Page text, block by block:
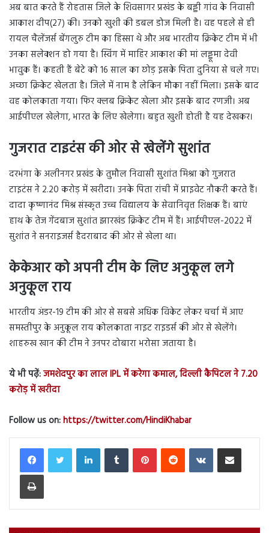
अब बात करते हैं रोहतास जिले के शिवसागर प्रखंड के बड्डी गांव के निवासी
आकाश दीप(27) की। उनको खुशी की डबल डोज मिली है। वह पहले से ही
रायल चैलेंजर्स बेंगलुरु टीम का हिस्सा थे और अब भारतीय क्रिकेट टीम में भी
उनका सलेक्शन हो गया है। स्विंग में माहिर आकाश की मां लड्डूमा देवी
भावुक हैं। कहती हैं बेटे को 16 साल का छोड़ इसके पिता दुनिया से चले गए।
अच्छा क्रिकेट खेलता है। जिले में नाम है लेकिन मौका नहीं मिला। इसके बाद
वह कोलकाता गया। फिर क्लब क्रिकेट खेला और इसके बाद रणजी। अब
आईपीएल खेलेगा, भारत के लिए खेलेगा। बहुत खुशी होती है यह देखकर।
गुजरात टाइटंस की ओर से खेलेंगे सुशांत
दरभंगा के अलीनगर प्रखंड के तुमौल निवासी सुशांत मिश्रा को गुजरात
टाइटंस ने 2.20 करोड़ में खरीदा। उनके पिता रांची में प्राइवेट नौकरी करते हैं।
दादा कृष्णानंद मिश्र संस्कृत उच्च विद्यालय के सेवानिवृत्त शिक्षक हैं। बाएं
हाथ के तेज गेंदबाज सुशांत झारखंड क्रिकेट टीम में हैं। आईपीएल-2022 में
सुशांत ने सनराइजर्स हैदराबाद की ओर से खेला था।
केकेआर को अपनी टीम के लिए अनुकूल लगे
अनुकूल राय
भारतीय अंडर-19 टीम की ओर से सबसे अधिक विकेट लेकर चर्चा में आए
समस्तीपुर के अनुकूल राय कोलकाता नाइट राइडर्स की ओर से खेलेंगे।
शाहरुख खान की टीम ने उनपर दोबारा भरोसा जताया है।
ये भी पढ़ें:जमशेदपुर का लाल IPL में करेगा कमाल, दिल्ली कैपिटल ने 7.20
करोड़ में खरीदा
Follow us on:https://twitter.com/HindiKhabar
LinkedInTumblr PinterestReddit VKontakteShare via Email
Print